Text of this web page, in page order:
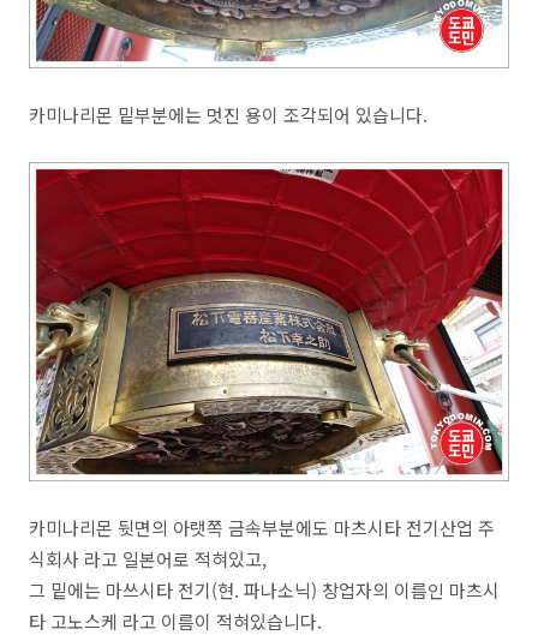
카미나리몬 밑부분에는 멋진 용이 조각되어 있습니다.
카미나리몬 뒷면의 아랫쪽 금속부분에도 마츠시타 전기산업 주
식회사 라고 일본어로 적혀있고,
그 밑에는 마쓰시타 전기(현. 파나소닉) 창업자의 이름인 마츠시
타 고노스케 라고 이름이 적혀있습니다.